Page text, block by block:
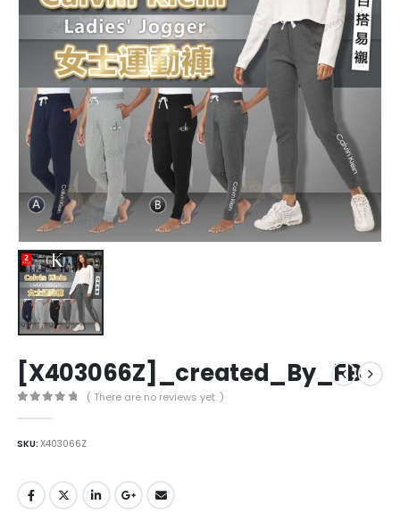
[X403066Z]_created_By_FB
( There are no reviews yet. )
SKU:X403066Z